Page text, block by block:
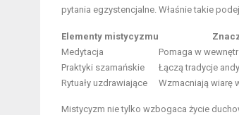
pytania egzystencjalne. Właśnie takie
Elementy mistycyzmu
Medytacja
Pomaga w
Praktyki szamańskie
Łączą tradycje
Rytuały uzdrawiające
Wzmacniają wiarę
Mistycyzm nie tylko wzbogaca życie